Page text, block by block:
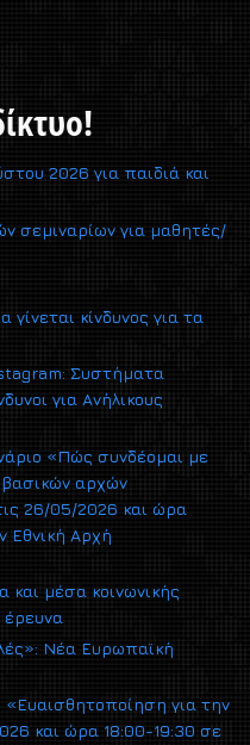
2026 για παιδιά και
σεμιναρίων για μαθητές/
κίνδυνος για τα
Συστήματα
για Ανήλικους
«Πώς συνδέομαι με
αρχών
26/05/2026 και ώρα
Εθνική Αρχή
μέσα κοινωνικής
Νέα Ευρωπαϊκή
«Ευαισθητοποίηση για την
και ώρα 18:00-19:30 σε